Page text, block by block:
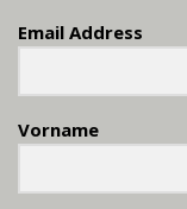
Email Address
Vorname